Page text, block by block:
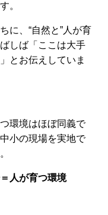
。
に、“自然と”人が育
しば「ここは大手
とお伝えしていま
環境はほぼ同義で
小の現場を実地で
人が育つ環境